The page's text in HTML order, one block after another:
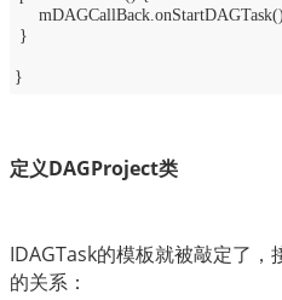
}
}
定义DAGProject类
IDAGTask的模板就被敲定了
的关系：